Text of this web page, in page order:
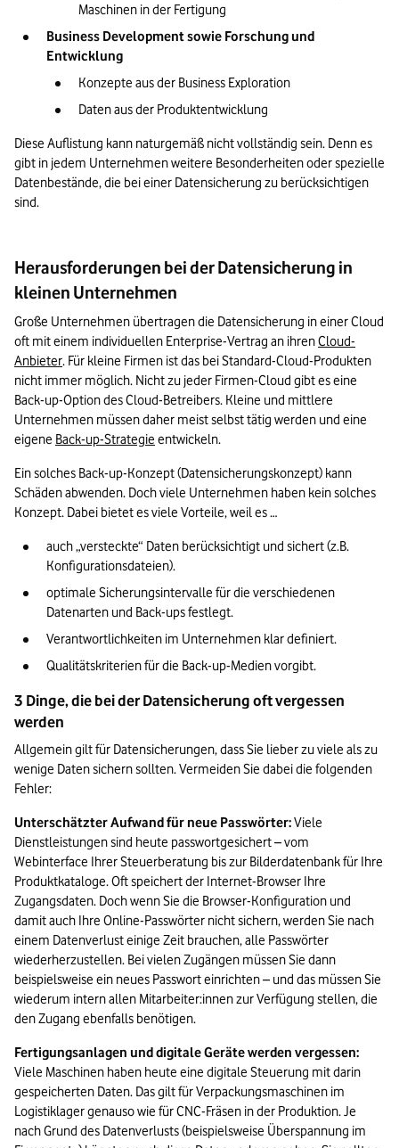
Maschinen in der Fertigung
Business Development sowie Forschung und
Entwicklung
Konzepte aus der Business Exploration
Daten aus der Produktentwicklung
Diese Auflistung kann naturgemäß nicht vollständig sein. Denn es
gibt in jedem Unternehmen weitere Besonderheiten oder spezielle
Datenbestände, die bei einer Datensicherung zu berücksichtigen
sind.
Herausforderungen bei der Datensicherung in
kleinen Unternehmen
Große Unternehmen übertragen die Datensicherung in einer Cloud
oft mit einem individuellen Enterprise-Vertrag an ihren Cloud-
Anbieter. Für kleine Firmen ist das bei Standard-Cloud-Produkten
nicht immer möglich. Nicht zu jeder Firmen-Cloud gibt es eine
Back-up-Option des Cloud-Betreibers. Kleine und mittlere
Unternehmen müssen daher meist selbst tätig werden und eine
eigene Back-up-Strategie entwickeln.
Ein solches Back-up-Konzept (Datensicherungskonzept) kann
Schäden abwenden. Doch viele Unternehmen haben kein solches
Konzept. Dabei bietet es viele Vorteile, weil es …
auch „versteckte“ Daten berücksichtigt und sichert (z.B.
Konfigurationsdateien).
optimale Sicherungsintervalle für die verschiedenen
Datenarten und Back-ups festlegt.
Verantwortlichkeiten im Unternehmen klar definiert.
Qualitätskriterien für die Back-up-Medien vorgibt.
3 Dinge, die bei der Datensicherung oft vergessen
werden
Allgemein gilt für Datensicherungen, dass Sie lieber zu viele als zu
wenige Daten sichern sollten. Vermeiden Sie dabei die folgenden
Fehler:
Unterschätzter Aufwand für neue Passwörter: Viele
Dienstleistungen sind heute passwortgesichert – vom
Webinterface Ihrer Steuerberatung bis zur Bilderdatenbank für Ihre
Produktkataloge. Oft speichert der Internet-Browser Ihre
Zugangsdaten. Doch wenn Sie die Browser-Konfiguration und
damit auch Ihre Online-Passwörter nicht sichern, werden Sie nach
einem Datenverlust einige Zeit brauchen, alle Passwörter
wiederherzustellen. Bei vielen Zugängen müssen Sie dann
beispielsweise ein neues Passwort einrichten – und das müssen Sie
wiederum intern allen Mitarbeiter:innen zur Verfügung stellen, die
den Zugang ebenfalls benötigen.
Fertigungsanlagen und digitale Geräte werden vergessen:
Viele Maschinen haben heute eine digitale Steuerung mit darin
gespeicherten Daten. Das gilt für Verpackungsmaschinen im
Logistiklager genauso wie für CNC-Fräsen in der Produktion. Je
nach Grund des Datenverlusts (beispielsweise Überspannung im